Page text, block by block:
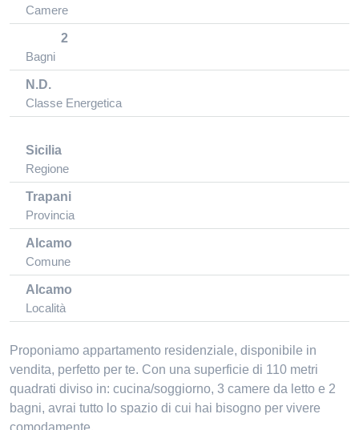
Camere
2
Bagni
N.D.
Classe Energetica
Sicilia
Regione
Trapani
Provincia
Alcamo
Comune
Alcamo
Località
Proponiamo appartamento residenziale, disponibile in
vendita, perfetto per te. Con una superficie di 110 metri
quadrati diviso in: cucina/soggiorno, 3 camere da letto e 2
bagni, avrai tutto lo spazio di cui hai bisogno per vivere